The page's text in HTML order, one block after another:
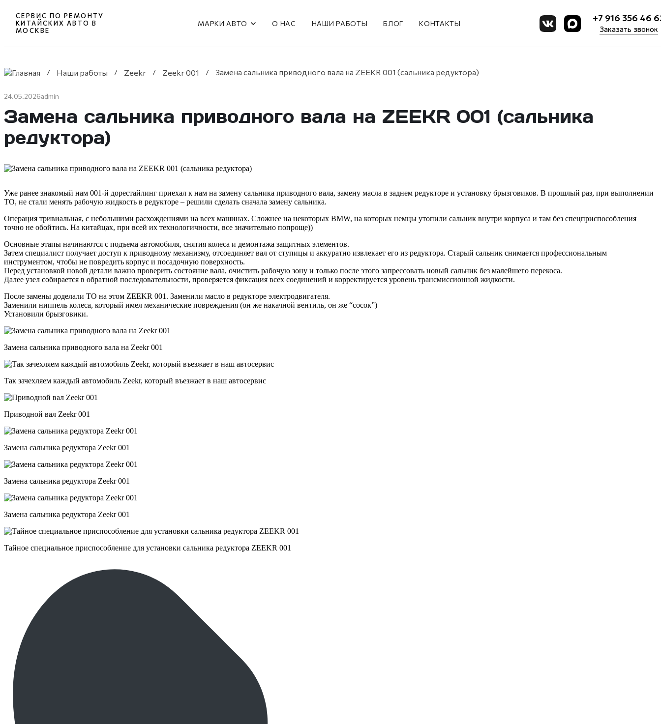
содержимому
СЕРВИС ПО РЕМОНТУ
КИТАЙСКИХ АВТО В
МОСКВЕ
МАРКИ АВТО О НАС НАШИ РАБОТЫ БЛОГ КОНТАКТЫ +7 916 356 46
Заказать звонок
/ Наши работы / Zeekr / Zeekr 001 / Замена сальника приводного вала на ZEEKR 001 (сальника редуктора)
24.05.2026admin
Замена сальника приводного вала на ZEEKR 001 (сальника
редуктора)
Уже ранее знакомый нам 001-й дорестайлинг приехал к нам на замену сальника приводного вала, замену масла в заднем редукторе и установку брызговиков. В прошлый раз, при выполнении
ТО, не стали менять рабочую жидкость в редукторе – решили сделать сначала замену сальника.
Операция тривиальная, с небольшими расхождениями на всех машинах. Сложнее на некоторых BMW, на которых немцы утопили сальник внутри корпуса и там без спецприспособления
точно не обойтись. На китайцах, при всей их технологичности, все значительно попроще))
Основные этапы начинаются с подъема автомобиля, снятия колеса и демонтажа защитных элементов.
Затем специалист получает доступ к приводному механизму, отсоединяет вал от ступицы и аккуратно извлекает его из редуктора. Старый сальник снимается профессиональным
инструментом, чтобы не повредить корпус и посадочную поверхность.
Перед установкой новой детали важно проверить состояние вала, очистить рабочую зону и только после этого запрессовать новый сальник без малейшего перекоса.
Далее узел собирается в обратной последовательности, проверяется фиксация всех соединений и корректируется уровень трансмиссионной жидкости.
После замены доделали ТО на этом ZEEKR 001. Заменили масло в редукторе электродвигателя.
Заменили ниппель колеса, который имел механические повреждения (он же накачной вентиль, он же “сосок”)
Установили брызговики.
Замена сальника приводного вала на Zeekr 001
Так зачехляем каждый автомобиль Zeekr, который въезжает в наш автосервис
Приводной вал Zeekr 001
Замена сальника редуктора Zeekr 001
Замена сальника редуктора Zeekr 001
Замена сальника редуктора Zeekr 001
Тайное специальное приспособление для установки сальника редуктора ZEEKR 001